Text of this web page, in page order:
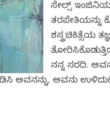
ಸೇಲ್ಸ್
ತರಪೇತಿಯನ್ನು
ಶಸ್ತ್ರಚಿಕಿತ್ಸೆಯ
ನನ್ನ ಸರದಿ.
ಅವನನ್ನು, ಅವನು